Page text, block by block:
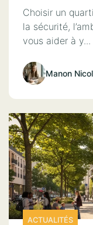
Choisir un
la sécurité,
vous aider à y...
Manon
ACTUALITÉS